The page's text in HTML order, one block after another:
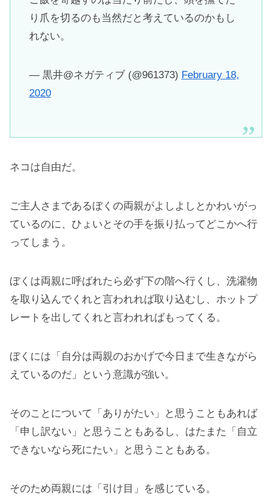
り爪を切るのも当然だと考えているのかもし
れない。
— 黒井@ネガティブ (@961373) February 18,
2020
ネコは自由だ。
ご主人さまであるぼくの両親がよしよしとかわいがっ
ているのに、ひょいとその手を振り払ってどこかへ行
ってしまう。
ぼくは両親に呼ばれたら必ず下の階へ行くし、洗濯物
を取り込んでくれと言われれば取り込むし、ホットプ
レートを出してくれと言われればもってくる。
ぼくには「自分は両親のおかげで今日まで生きながら
えているのだ」という意識が強い。
そのことについて「ありがたい」と思うこともあれば
「申し訳ない」と思うこともあるし、はたまた「自立
できないなら死にたい」と思うこともある。
そのため両親には「引け目」を感じている。